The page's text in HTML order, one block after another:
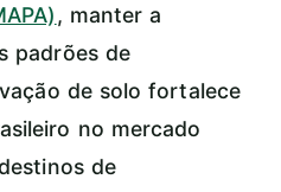
, manter a
padrões de
de solo fortalece
no mercado
de